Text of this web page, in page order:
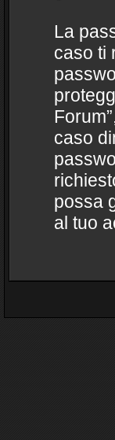
La
caso ti
caso
possa
al tuo